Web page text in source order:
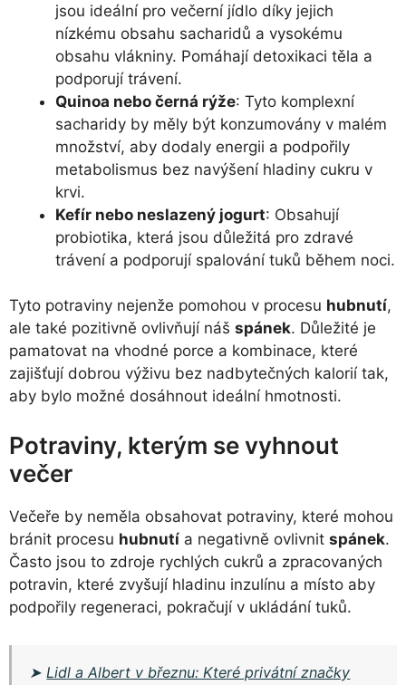
jsou ideální pro večerní jídlo díky jejich
nízkému obsahu sacharidů a vysokému
obsahu vlákniny. Pomáhají detoxikaci těla a
podporují trávení.
Quinoa nebo černá rýže: Tyto komplexní
sacharidy by měly být konzumovány v malém
množství, aby dodaly energii a podpořily
metabolismus bez navýšení hladiny cukru v
krvi.
Kefír nebo neslazený jogurt: Obsahují
probiotika, která jsou důležitá pro zdravé
trávení a podporují spalování tuků během noci.
Tyto potraviny nejenže pomohou v procesu hubnutí,
ale také pozitivně ovlivňují náš spánek. Důležité je
pamatovat na vhodné porce a kombinace, které
zajišťují dobrou výživu bez nadbytečných kalorií tak,
aby bylo možné dosáhnout ideální hmotnosti.
Potraviny, kterým se vyhnout
večer
Večeře by neměla obsahovat potraviny, které mohou
bránit procesu hubnutí a negativně ovlivnit spánek.
Často jsou to zdroje rychlých cukrů a zpracovaných
potravin, které zvyšují hladinu inzulínu a místo aby
podpořily regeneraci, pokračují v ukládání tuků.
➤ Lidl a Albert v březnu: Které privátní značky